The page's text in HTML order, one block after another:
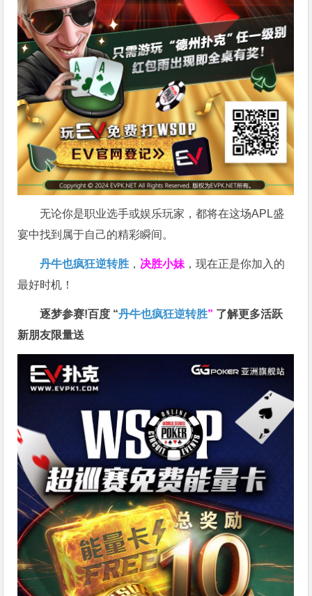
无论你是职业选手或娱乐玩家，都将在这场APL盛
宴中找到属于自己的精彩瞬间。
丹牛也疯狂逆转胜 ， 决胜小妹 ，现在正是你加入的
最好时机！
逐梦参赛!百度 “丹牛也疯狂逆转胜” 了解更多活跃
新朋友限量送